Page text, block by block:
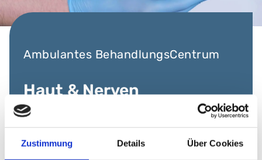
Zustimmung Details Über Cookies
Ambulantes BehandlungsCentrum
Haut & Nerven
Behandlungsangebote